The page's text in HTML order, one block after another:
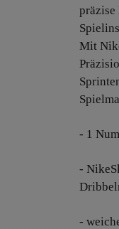
präzise
Mit
- 1
-
-